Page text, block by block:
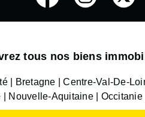
tous nos biens
Bretagne Centre-Val-De-
Nouvelle-Aquitaine Occitanie